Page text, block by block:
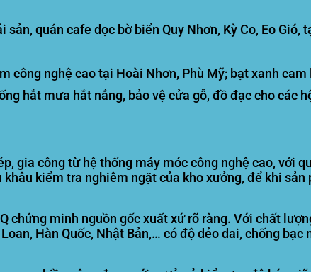
quán cafe dọc bờ biển Quy Nhơn, Kỳ Co, Eo Gió,
công nghệ cao tại Hoài Nhơn, Phù Mỹ; bạt xanh
hắt mưa hắt nắng, bảo vệ cửa gỗ, đồ đạc cho các
gia công từ hệ thống máy móc công nghệ cao, với
kiểm tra nghiêm ngặt của kho xưởng, để khi
chứng minh nguồn gốc xuất xứ rõ ràng. Với chất
Hàn Quốc, Nhật Bản,… có độ dẻo dai, chống